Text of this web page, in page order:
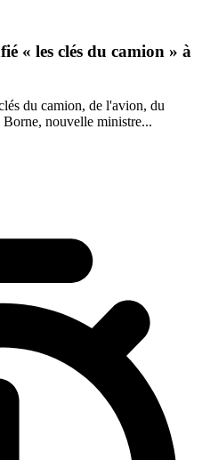
« les clés du camion » à
du camion, de l'avion, du
nouvelle ministre...